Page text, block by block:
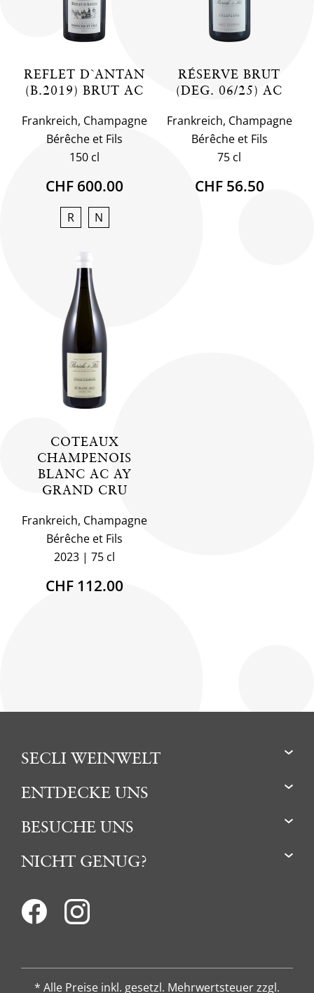
REFLET D`ANTAN
(B.2019) BRUT AC
Frankreich, Champagne
Bérêche et Fils
150 cl
CHF 600.00
R N
RÉSERVE BRUT
(DEG. 06/25) AC
Frankreich, Champagne
Bérêche et Fils
75 cl
CHF 56.50
COTEAUX
CHAMPENOIS
BLANC AC AY
GRAND CRU
Frankreich, Champagne
Bérêche et Fils
2023
75 cl
CHF 112.00
SECLI WEINWELT
ENTDECKE UNS
BESUCHE UNS
NICHT GENUG?
* Alle Preise inkl. gesetzl. Mehrwertsteuer zzgl.